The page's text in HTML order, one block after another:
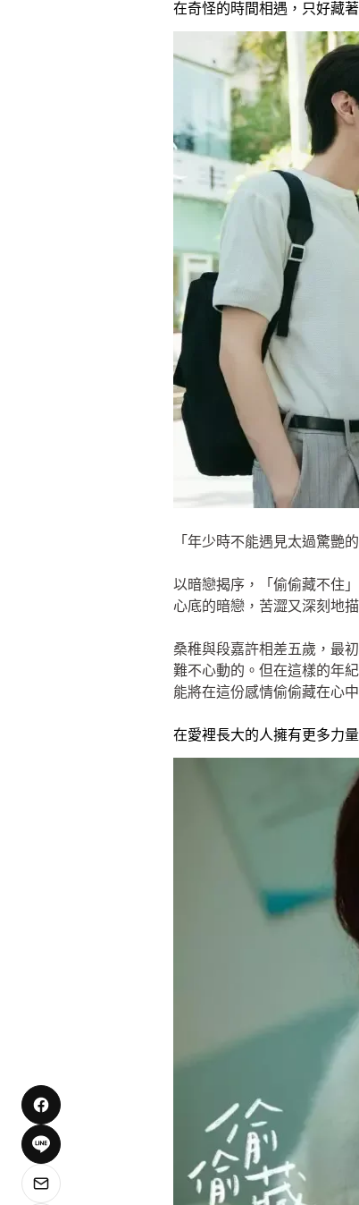
在奇怪的時間相遇，只好藏
「年少時不能遇見太過驚艷
以暗戀揭序，「偷偷藏不住
心底的暗戀，苦澀又深刻地
桑稚與段嘉許相差五歲，最
難不心動的。但在這樣的年
能將在這份感情偷偷藏在心
在愛裡長大的人擁有更多力